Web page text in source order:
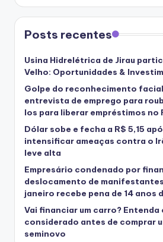
Posts recentes
Usina Hidrelétrica de Jirau
Velho: Oportunidades &
Golpe do reconhecimento
entrevista de emprego para
los para liberar empréstimos no
Dólar sobe e fecha a R$ 5,15
intensificar ameaças contra o
leve alta
Empresário condenado por
deslocamento de manifestantes
janeiro recebe pena de 14 anos
Vai financiar um carro? Entenda
considerado antes de comprar
seminovo